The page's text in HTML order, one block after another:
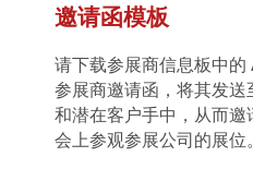
邀请函模板
请下载参展商信息板中的
参展商邀请函，将其发送
和潜在客户手中，从而邀
会上参观参展公司的展位。